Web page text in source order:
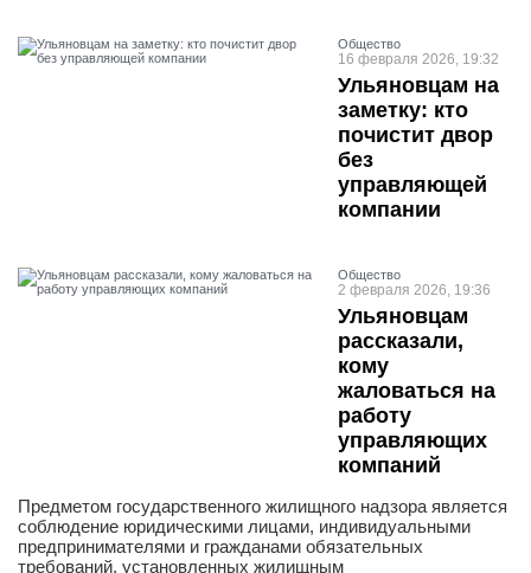
Общество
16 февраля 2026, 19:32
Ульяновцам на
заметку: кто
почистит двор
без
управляющей
компании
Общество
2 февраля 2026, 19:36
Ульяновцам
рассказали,
кому
жаловаться на
работу
управляющих
компаний
Предметом государственного жилищного надзора является
соблюдение юридическими лицами, индивидуальными
предпринимателями и гражданами обязательных
требований, установленных жилищным